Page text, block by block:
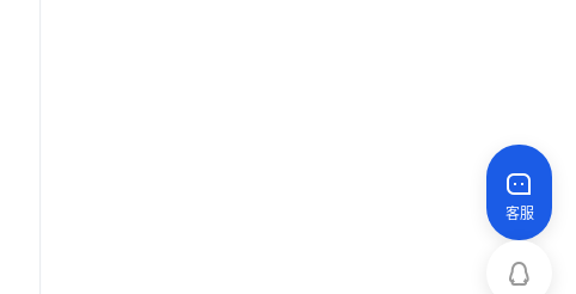
客服